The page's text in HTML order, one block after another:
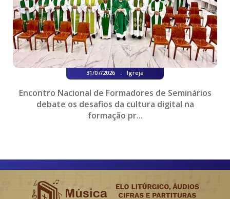
31/07/2026 . Igreja
Encontro Nacional de Formadores de Seminários
debate os desafios da cultura digital na
formação pr...